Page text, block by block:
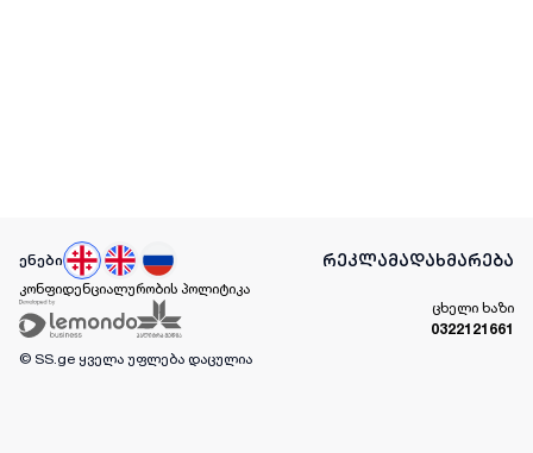
ენები რეკლამადახმარება
კონფიდენციალურობის პოლიტიკა
ცხელი ხაზი
0322121661
© SS.ge ყველა უფლება დაცულია